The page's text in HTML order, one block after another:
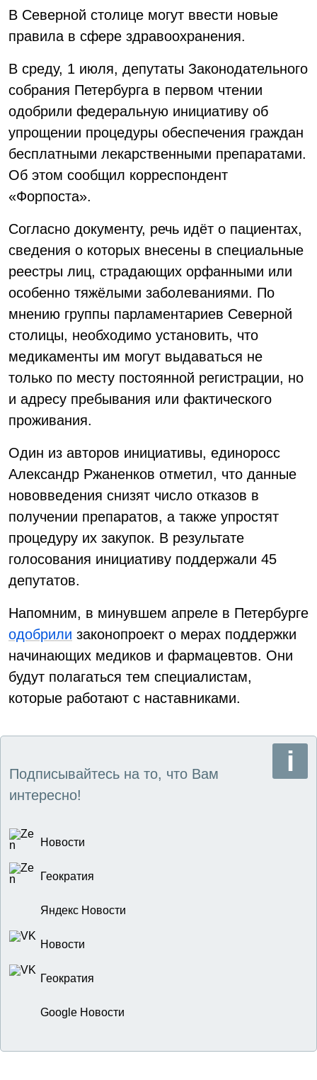
В Северной столице могут ввести новые
правила в сфере здравоохранения.
В среду, 1 июля, депутаты Законодательного
собрания Петербурга в первом чтении
одобрили федеральную инициативу об
упрощении процедуры обеспечения граждан
бесплатными лекарственными препаратами.
Об этом сообщил корреспондент
«Форпоста».
Согласно документу, речь идёт о пациентах,
сведения о которых внесены в специальные
реестры лиц, страдающих орфанными или
особенно тяжёлыми заболеваниями. По
мнению группы парламентариев Северной
столицы, необходимо установить, что
медикаменты им могут выдаваться не
только по месту постоянной регистрации, но
и адресу пребывания или фактического
проживания.
Один из авторов инициативы, единоросс
Александр Ржаненков отметил, что данные
нововведения снизят число отказов в
получении препаратов, а также упростят
процедуру их закупок. В результате
голосования инициативу поддержали 45
депутатов.
Напомним, в минувшем апреле в Петербурге
одобрили законопроект о мерах поддержки
начинающих медиков и фармацевтов. Они
будут полагаться тем специалистам,
которые работают с наставниками.
Подписывайтесь на то, что Вам
интересно!
Новости
Геократия
Яндекс Новости
Новости
Геократия
Google Новости